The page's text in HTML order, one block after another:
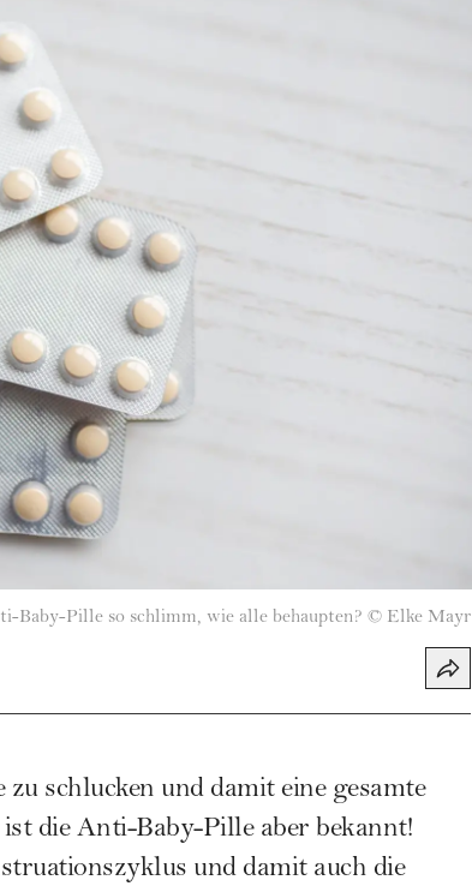
Baby-Pille so schlimm, wie alle behaupten? © Elke Mayr
schlucken und damit eine gesamte
die Anti-Baby-Pille aber bekannt!
und damit auch die